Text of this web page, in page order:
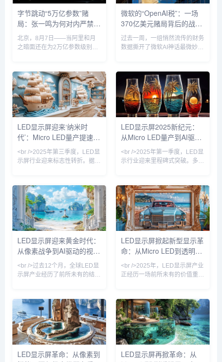
2.8万亿参数，成为中国AI模型
规模的新标杆。该项目由Seed
Foundation负责人项亮主导，
练、数据准备...
市场渗透。与传统的LCD和
OLED相比，Micro LED在亮
度、对比度、响应速度和功耗方
字节跳动“5万亿参数”赌
局：张一鸣为何对内严禁蒸
馏、对外叫板整个AI圈？
北京，8月7日——当阿里和月
之暗面还在为2万亿参数级别的
的数字：5万亿。据知情人士向
本刊确认，字节跳动内部正在讨
论训练一个参数规模超过5万亿
的大语言模型——这一数字直接
压过阿里Qwen 3.8-Max的2.4万
亿和月之暗面K3的2.8万亿，使
其成为中国已知参数规模最大的
AI模型项目。该计划由字节AI研
人...
微软的“OpenAI税”：一场
370亿美元赌局背后的战略
悖论
过去一周，一组悄然流传的财务
数据撕开了微软AI神话最微妙的
为微软贡献了约241亿美元收
入，占微软AI业务总营收的
70%。而微软CEO萨蒂亚·纳德
拉在今年3月底刚刚高调宣布，
公司AI业务年收入有望突破370
亿美元——这意味着，每5美元
AI收入中，就有3.3美元直接或
间接流经OpenAI的模型管道。
赖。当“首选伙伴”...
LED显示屏迎来‘纳米时
代’：Micro LED量产提速，
户外广告牌开启像素革命
<br />2025年第三季度，LED显
示屏行业迎来标志性转折。据最
99.9%，核心制程成本较去年同
期下降32%。这意味着，曾经只
存在于实验室的“下一代显示技
术”，正式迈入规模化量产窗口
期。三星、LG以及京东方相继
发布基于Micro LED的商用显示
屏新品，像素间距低至P0.3，亮
度却达到惊人的5000尼特——
LED显示屏2025新纪元：
从Micro LED量产到AI驱动
内容生态的颠覆性变革
<br />2025年第一季度，LED显
示行业迎来里程碑式突破。多家
实现每秒5000万颗，直接推动
单位成本较去年同期下降40%。
三星、索尼相继发布110英寸以
上家用Micro LED电视，售价首
次跌破10万美元门槛。与此同
时，国内厂商京东方、华灿光电
在Micro LED微显示领域发力，
针对AR眼镜的0.12英寸全彩模
LED显示屏迎来黄金时代：
从像素战争到AI驱动的视觉
革命
<br />过去12个月，全球LED显
示屏产业经历了前所未有的结构
模突破780亿美元，同比增长
23%，其中小间距LED（P1.2
以下）贡献了超过40%的增量。
这场增长并非单纯由需求拉动，
而是技术迭代引发的供给侧革命
——Mini/Micro LED量产成本在
18个月内下降近60%，使得原
LED显示屏掀起新型显示革
命：从Micro LED到透明屏
的万亿赛道竞速
<br />2025年，LED显示屏产业
正经历一场前所未有的价值重
“巨幕”工具；如今，随着Micro
LED、COB封装、MIP技术以及
虚拟拍摄（XR）场景的爆发，
LED显示屏已经渗透到消费电
子、车载显示、医疗可视化和沉
浸式文旅等高端领域。根据最新
行业报告，全球LED显示屏市场
LED显示屏革命：从像素到
LED显示屏再掀革命：从